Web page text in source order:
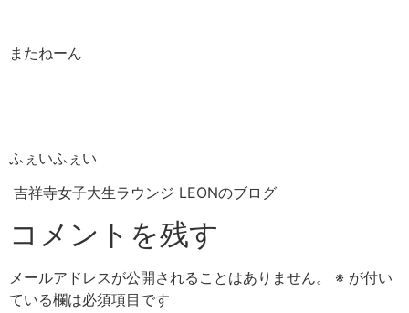
またねーん
ふぇいふぇい
吉祥寺女子大生ラウンジ LEONのブログ
コメントを残す
メールアドレスが公開されることはありません。 ※ が付い
ている欄は必須項目です